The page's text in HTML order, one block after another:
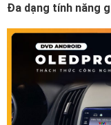
Đa dạng tính năng